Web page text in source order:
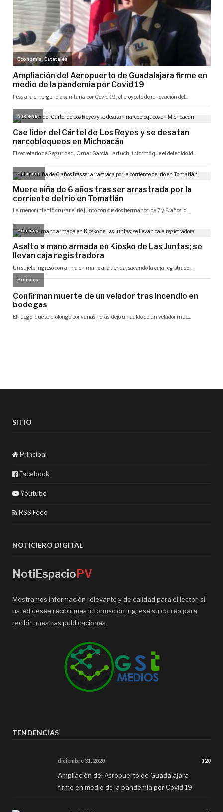
SITIO
Principal
Facebook
Youtube
RSS Feed
NOTICIERO DIGITAL
NotiEspacioPV
Mostramos información relevante y de calidad para el lector, si
usted desea recibir mas información ingrese su correo para
recibir nuestras publicaciones.
TENDENCIAS
diciembre 31, 2020 120
Ampliación del Aeropuerto de Guadalajara
firme en medio de la pandemia por Covid 19